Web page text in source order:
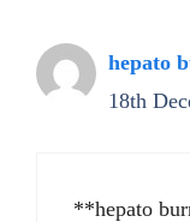
hepato
18th
**hepato